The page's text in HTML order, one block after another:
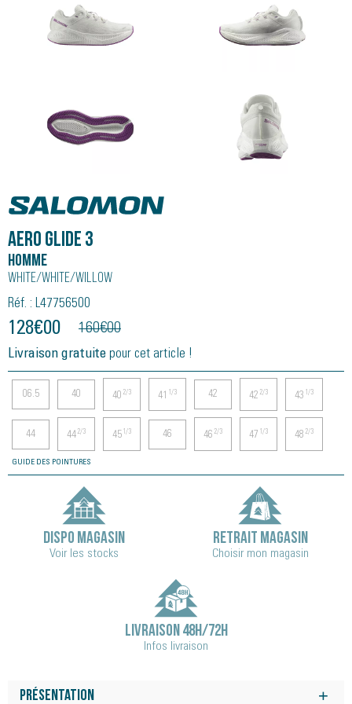
Salomon
AERO GLIDE 3
Homme
White/white/willow
Réf. : L47756500
128€00 160€00
Livraison gratuite pour cet article !
06.5 40 402/3 41 1/3 42 422/3 43 1/3
44 442/3 45 1/3 46 462/3 47 1/3 482/3
GUIDE DES POINTURES
DISPO MAGASIN
Voir les stocks
RETRAIT MAGASIN
Choisir mon magasin
LIVRAISON 48H/72H
Infos livraison
Présentation